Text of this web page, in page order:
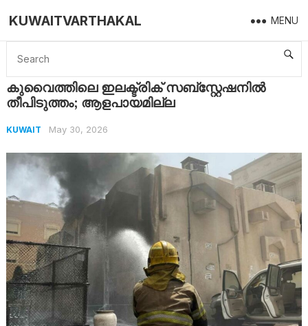
KUWAITVARTHAKAL MENU
Home Kuwait കുവൈത്തിലെ ഇലക്ട്രിക് സബ്‌സ്റ്റേഷനിൽ തീപിടുത്തം; ആളപായമില്ല
കുവൈത്തിലെ ഇലക്ട്രിക് സബ്‌സ്റ്റേഷനിൽ
തീപിടുത്തം; ആളപായമില്ല
KUWAIT May 30, 2026